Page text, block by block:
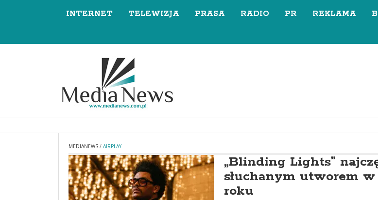
INTERNET TELEWIZJA PRASA RADIO PR REKLAMA
MEDIANEWS / AIRPLAY
„Blinding Lights”
słuchanym utworem w
roku